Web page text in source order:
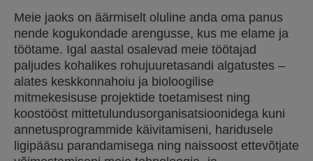
Meie jaoks on äärmiselt oluline anda oma panus
nende kogukondade arengusse, kus me elame ja
töötame. Igal aastal osalevad meie töötajad
paljudes kohalikes rohujuuretasandi algatustes –
alates keskkonnahoiu ja bioloogilise
mitmekesisuse projektide toetamisest ning
koostööst mittetulundusorganisatsioonidega kuni
annetusprogrammide käivitamiseni, haridusele
ligipääsu parandamisega ning naissoost ettevõtjate